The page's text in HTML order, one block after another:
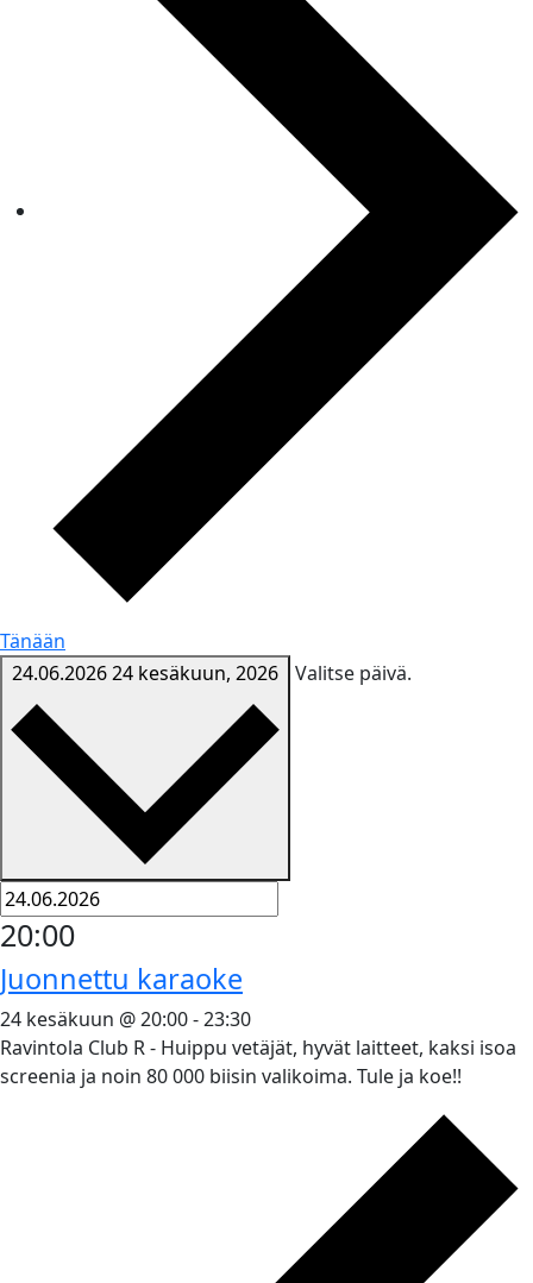
Tänään
24.06.202624 kesäkuun, 2026 Valitse päivä.
20:00
Juonnettu karaoke
24 kesäkuun @ 20:00-23:30
Ravintola Club R - Huippu vetäjät, hyvät laitteet, kaksi isoa
screenia ja noin 80 000 biisin valikoima. Tule ja koe!!